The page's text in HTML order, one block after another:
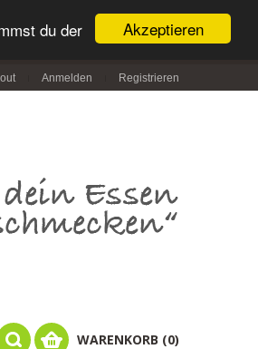
Akzeptieren
du der
Anmelden Registrieren
WARENKORB (0)